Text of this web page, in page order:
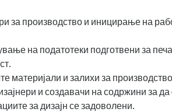
за производство и иницирање на
на податотеки подготвени за
материјали и залихи за
и создавачи на содржини за да
за дизајн се задоволени.